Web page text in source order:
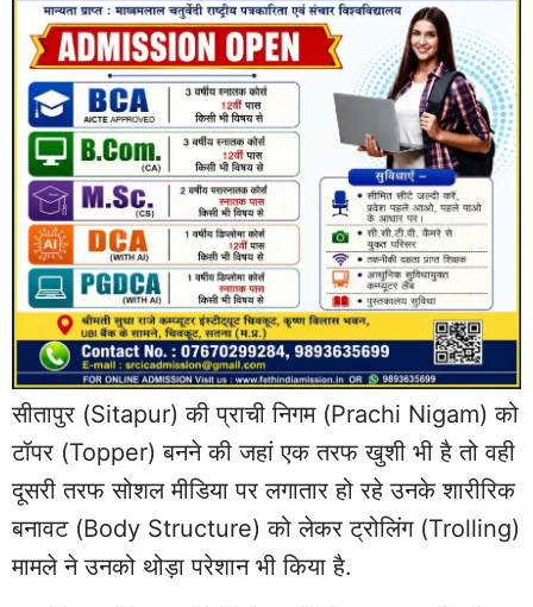
सीतापुर (Sitapur) की प्राची निगम (Prachi Nigam) को
टॉपर (Topper) बनने की जहां एक तरफ खुशी भी है तो वही
दूसरी तरफ सोशल मीडिया पर लगातार हो रहे उनके शारीरिक
बनावट (Body Structure) को लेकर ट्रोलिंग (Trolling)
मामले ने उनको थोड़ा परेशान भी किया है.